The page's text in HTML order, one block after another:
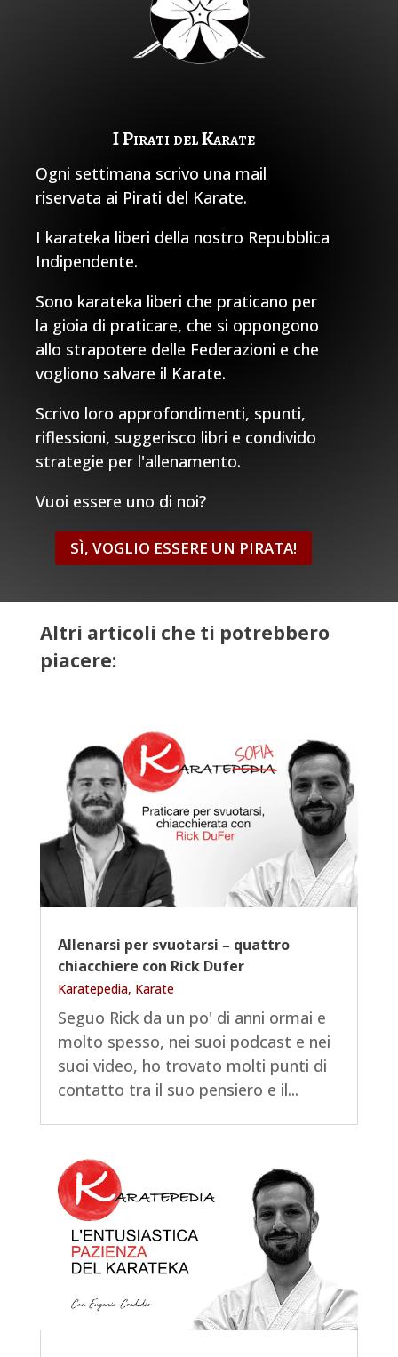
I Pirati del Karate
Ogni settimana scrivo una mail
riservata ai Pirati del Karate.
I karateka liberi della nostro Repubblica
Indipendente.
Sono karateka liberi che praticano per
la gioia di praticare, che si oppongono
allo strapotere delle Federazioni e che
vogliono salvare il Karate.
Scrivo loro approfondimenti, spunti,
riflessioni, suggerisco libri e condivido
strategie per l'allenamento.
Vuoi essere uno di noi?
SÌ, VOGLIO ESSERE UN PIRATA!
Altri articoli che ti potrebbero
piacere:
Allenarsi per svuotarsi – quattro
chiacchiere con Rick Dufer
Karatepedia, Karate
Seguo Rick da un po' di anni ormai e
molto spesso, nei suoi podcast e nei
suoi video, ho trovato molti punti di
contatto tra il suo pensiero e il...